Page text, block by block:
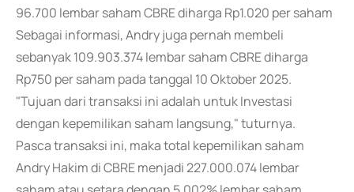
96.700 lembar saham CBRE diharga Rp1.020 per saham
Sebagai informasi, Andry juga pernah membeli
sebanyak 109.903.374 lembar saham CBRE diharga
Rp750 per saham pada tanggal 10 Oktober 2025.
"Tujuan dari transaksi ini adalah untuk Investasi
dengan kepemilikan saham langsung," tuturnya.
Pasca transaksi ini, maka total kepemilikan saham
Andry Hakim di CBRE menjadi 227.000.074 lembar